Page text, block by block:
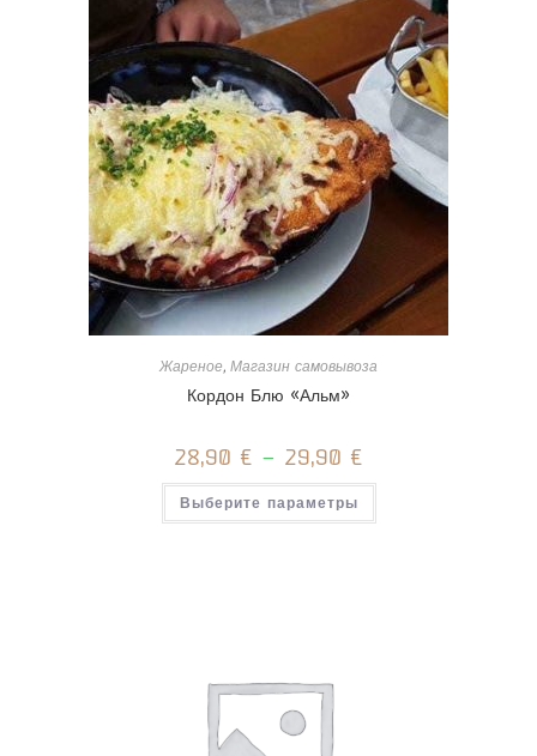
выбрать
на
странице
товара.
Жареное, Магазин самовывоза
Кордон Блю «Альм»
28,90 € – 29,90 €
Выберите параметры
Этот
имеет